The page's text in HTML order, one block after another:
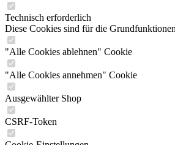
Technisch erforderlich
Diese Cookies sind für die
"Alle Cookies ablehnen" Cookie
"Alle Cookies annehmen" Cookie
Ausgewählter Shop
CSRF-Token